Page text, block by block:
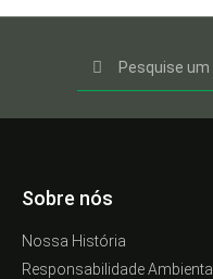
Sobre nós
Nossa História
Responsabilidade Ambiental